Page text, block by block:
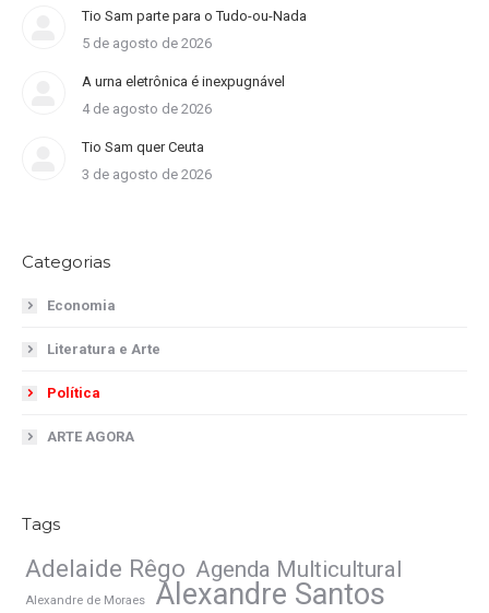
Tio Sam parte para o Tudo-ou-Nada
5 de agosto de 2026
A urna eletrônica é inexpugnável
4 de agosto de 2026
Tio Sam quer Ceuta
3 de agosto de 2026
Categorias
Economia
Literatura e Arte
Política
ARTE AGORA
Tags
Adelaide Rêgo Agenda Multicultural
Alexandre de Moraes Alexandre Santos